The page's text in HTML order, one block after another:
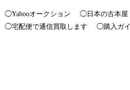
◯Yahooオークション
◯日本の古本屋
◯宅配便で通信買取します
◯購入ガ